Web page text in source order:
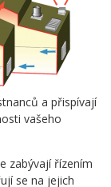
a přispívají
vašeho
zabývají řízením
se na jejich